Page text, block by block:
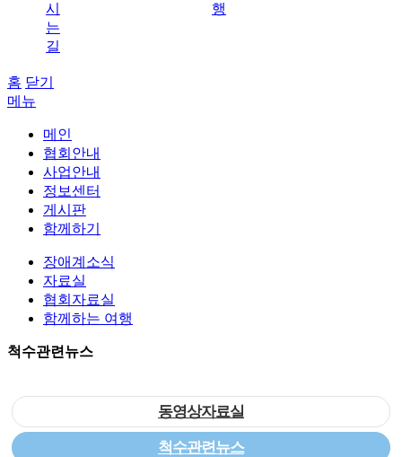
시
는
길
행
홈 닫기
메뉴
메인
협회안내
사업안내
정보센터
게시판
함께하기
장애계소식
자료실
협회자료실
함께하는 여행
척수관련뉴스
동영상자료실
척수관련뉴스